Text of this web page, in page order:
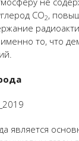
CO2,
то, что
является